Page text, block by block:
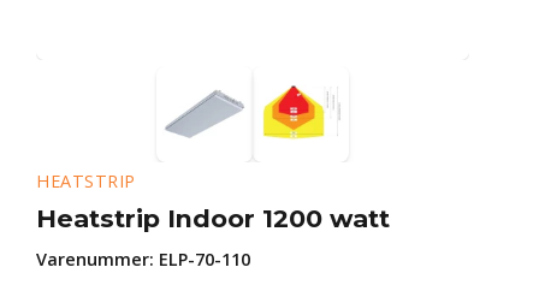
HEATSTRIP
Heatstrip Indoor 1200 watt
Varenummer: ELP-70-110